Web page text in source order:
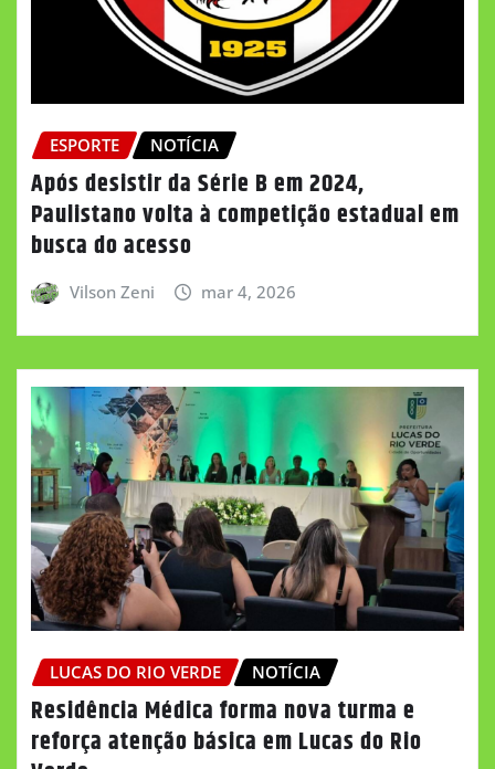
ESPORTE NOTÍCIA
Após desistir da Série B em 2024,
Paulistano volta à competição estadual em
busca do acesso
Vilson Zeni mar 4, 2026
LUCAS DO RIO VERDE NOTÍCIA
Residência Médica forma nova turma e
reforça atenção básica em Lucas do Rio